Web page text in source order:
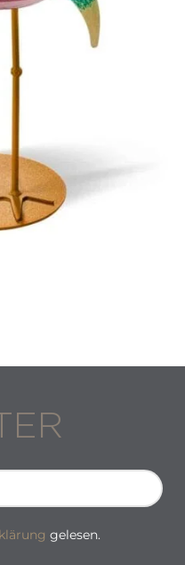
gelesen.